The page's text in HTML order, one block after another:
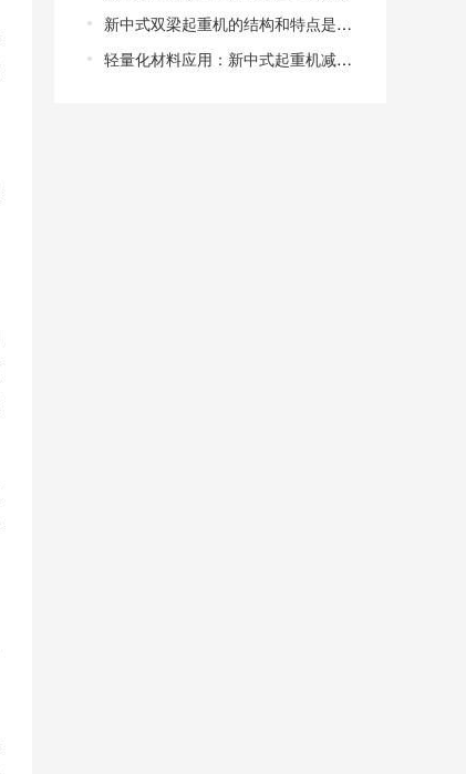
新中式双梁起重机的结构和特点是什么？新中式双梁起重机的结构特点
轻量化材料应用：新中式起重机减重30%后，**性如何保障？高强度钢与碳纤维复合，谁才是轻量化的*优解？